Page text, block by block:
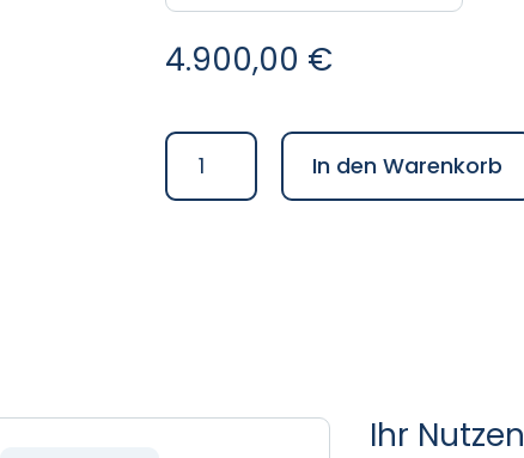
4.900,00 €
Mediationsausbildung
In den Warenkorb
Ihr Nutzen